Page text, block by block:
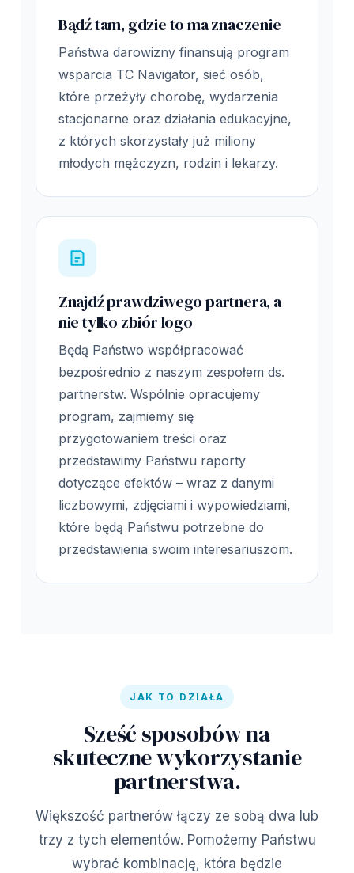
Bądź tam, gdzie to ma znaczenie
Państwa darowizny finansują program
wsparcia TC Navigator, sieć osób,
które przeżyły chorobę, wydarzenia
stacjonarne oraz działania edukacyjne,
z których skorzystały już miliony
młodych mężczyzn, rodzin i lekarzy.
Znajdź prawdziwego partnera, a
nie tylko zbiór logo
Będą Państwo współpracować
bezpośrednio z naszym zespołem ds.
partnerstw. Wspólnie opracujemy
program, zajmiemy się
przygotowaniem treści oraz
przedstawimy Państwu raporty
dotyczące efektów – wraz z danymi
liczbowymi, zdjęciami i wypowiedziami,
które będą Państwu potrzebne do
przedstawienia swoim interesariuszom.
JAK TO DZIAŁA
Sześć sposobów na
skuteczne wykorzystanie
partnerstwa.
Większość partnerów łączy ze sobą dwa lub
trzy z tych elementów. Pomożemy Państwu
wybrać kombinację, która będzie